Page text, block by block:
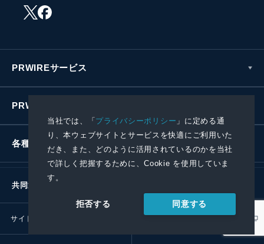
当社では、「プライバシーポリシー 」に定める通
り、本ウェブサイトとサービスを快適にご利用いた
だき、また、どのように活用されているのかを当社
で詳しく把握するために、Cookie を使用していま
す。
拒否する 同意する
PRWIREサービス
PRWIREについて
各種お問い合わせ
共同通信社グループ
サイトポリシー